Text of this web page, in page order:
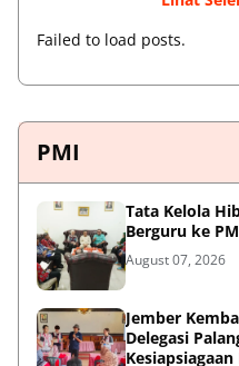
Failed to load posts.
PMI
Tata Kelola
Berguru ke
August 07, 2026
Jember
Delegasi